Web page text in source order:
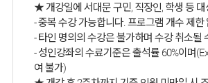
★ 개강일에 서대문 구민, 직장인, 학생 등
- 중복 수강 가능합니다. 프로그램 개수 제
- 타인 명의의 수강은 불가하며 수강 취소될
- 성인강좌의 수료기준은 출석률 60%이며
여 불가)